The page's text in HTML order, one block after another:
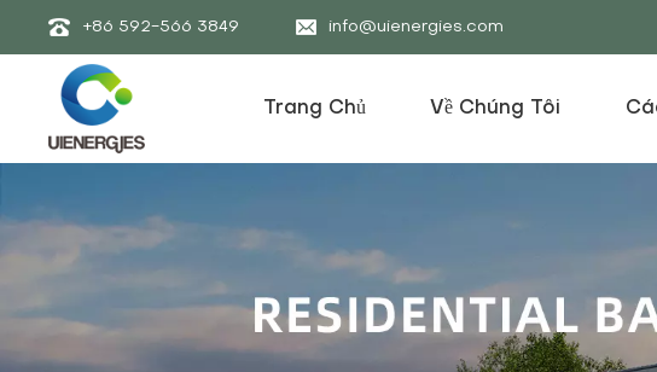
+86 592-566 3849 info@uienergies.com
Trang Chủ Về Chúng Tôi